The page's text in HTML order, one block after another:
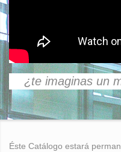
¿te imaginas un
Éste Catálogo estará